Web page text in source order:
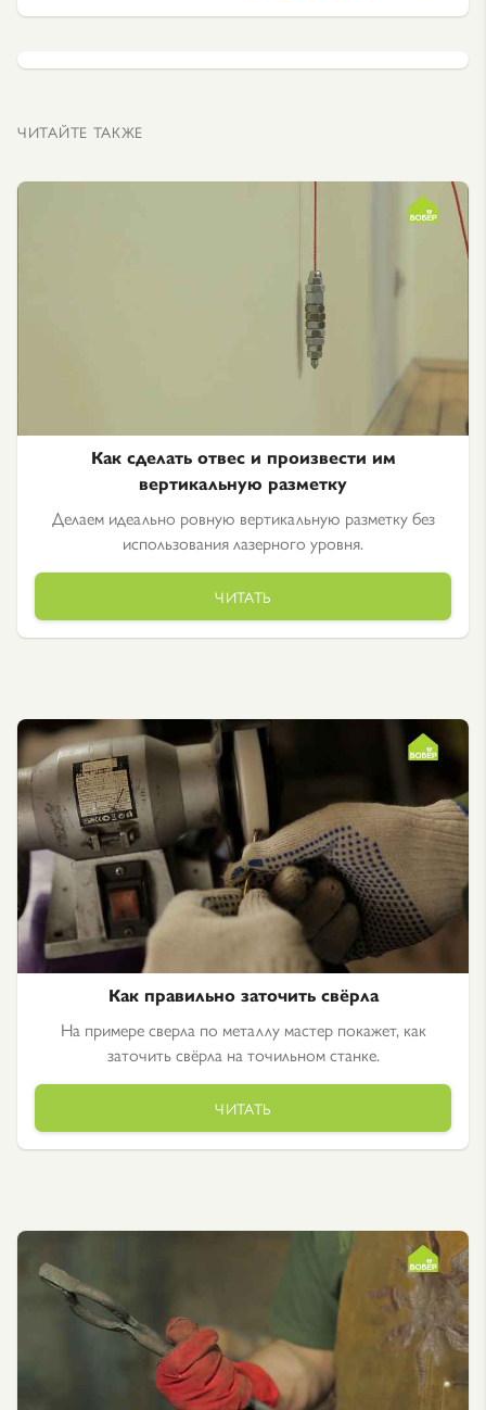
ЧИТАЙТЕ ТАКЖЕ
Как сделать отвес и произвести им
вертикальную разметку
Делаем идеально ровную вертикальную разметку без
использования лазерного уровня.
ЧИТАТЬ
Как правильно заточить свёрла
На примере сверла по металлу мастер покажет, как
заточить свёрла на точильном станке.
ЧИТАТЬ